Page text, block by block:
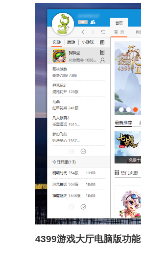
4399游戏大厅电脑版功能